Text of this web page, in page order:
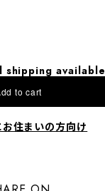
shipping available
to cart
住まいの方向け